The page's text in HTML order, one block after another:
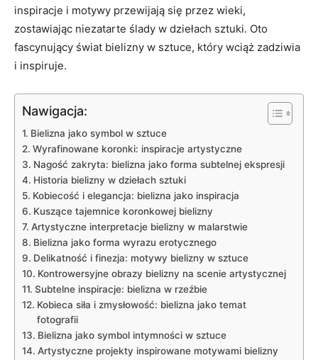
inspiracje i motywy ‌przewijają się ⁣przez ​wieki,
zostawiając niezatarte ślady​ w dziełach sztuki. Oto​
fascynujący‌ świat ​bielizny⁤ w sztuce, który wciąż zadziwia
i⁣ inspiruje.
Nawigacja:
Bielizna jako symbol w ⁤sztuce
Wyrafinowane koronki: inspiracje artystyczne
Nagość zakryta:⁢ bielizna jako forma ​subtelnej ekspresji
Historia bielizny w dziełach sztuki
Kobiecość i⁤ elegancja: bielizna jako inspiracja
Kuszące tajemnice koronkowej bielizny
Artystyczne interpretacje​ bielizny w‍ malarstwie
Bielizna jako forma wyrazu erotycznego
Delikatność i‌ finezja:​ motywy bielizny w sztuce
Kontrowersyjne obrazy bielizny na scenie artystycznej
Subtelne inspiracje: bielizna w rzeźbie
Kobieca siła i zmysłowość: bielizna ⁢jako temat
fotografii
Bielizna jako symbol intymności ⁣w sztuce
Artystyczne ‌projekty inspirowane motywami bielizny